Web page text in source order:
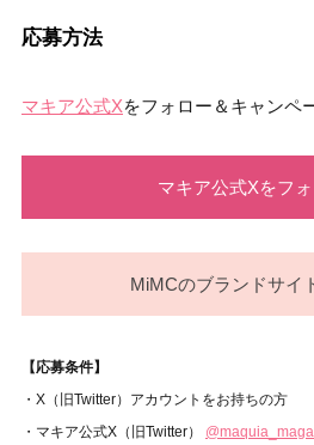
応募方法
マキア公式Xをフォロー＆キャンペ
マキア公式Xをフォ
MiMCのブランドサイ
【応募条件】
・X（旧Twitter）アカウントをお持ちの方
・マキア公式X（旧Twitter）